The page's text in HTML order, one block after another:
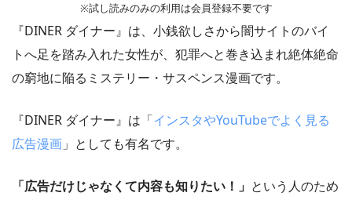
※試し読みのみの利用は会員登録不要です
『DINER ダイナー』は、小銭欲しさから闇サイトのバイ
トへ足を踏み入れた女性が、犯罪へと巻き込まれ絶体絶命
の窮地に陥るミステリー・サスペンス漫画です。
『DINER ダイナー』は「インスタやYouTubeでよく見る
広告漫画 」としても有名です。
「広告だけじゃなくて内容も知りたい！」 という人のため